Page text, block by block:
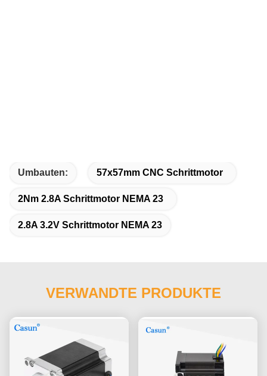
Umbauten: 57x57mm CNC Schrittmotor
2Nm 2.8A Schrittmotor NEMA 23
2.8A 3.2V Schrittmotor NEMA 23
VERWANDTE PRODUKTE